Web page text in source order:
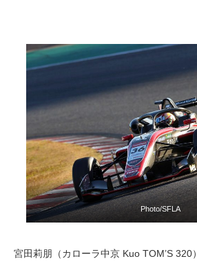
Photo/SFLA
宮田莉朋（カローラ中京 Kuo TOM’S 320）